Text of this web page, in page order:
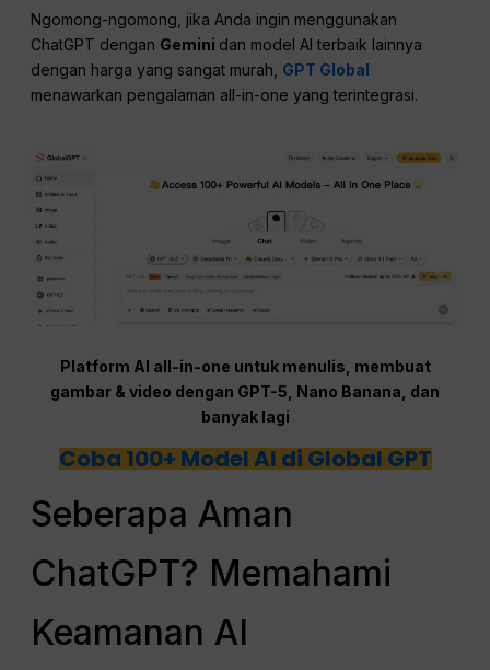
Ngomong-ngomong, jika Anda ingin menggunakan
ChatGPT dengan Gemini dan model AI terbaik lainnya
dengan harga yang sangat murah, GPT Global
menawarkan pengalaman all-in-one yang terintegrasi.
Platform AI all-in-one untuk menulis, membuat
gambar & video dengan GPT-5, Nano Banana, dan
banyak lagi
Coba 100+ Model AI di Global GPT
Seberapa Aman
ChatGPT? Memahami
Keamanan AI